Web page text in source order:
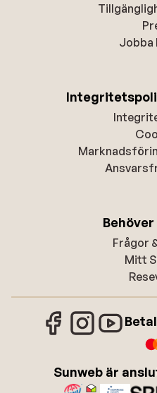
Jobba
Frågor
Mitt
Sunweb är